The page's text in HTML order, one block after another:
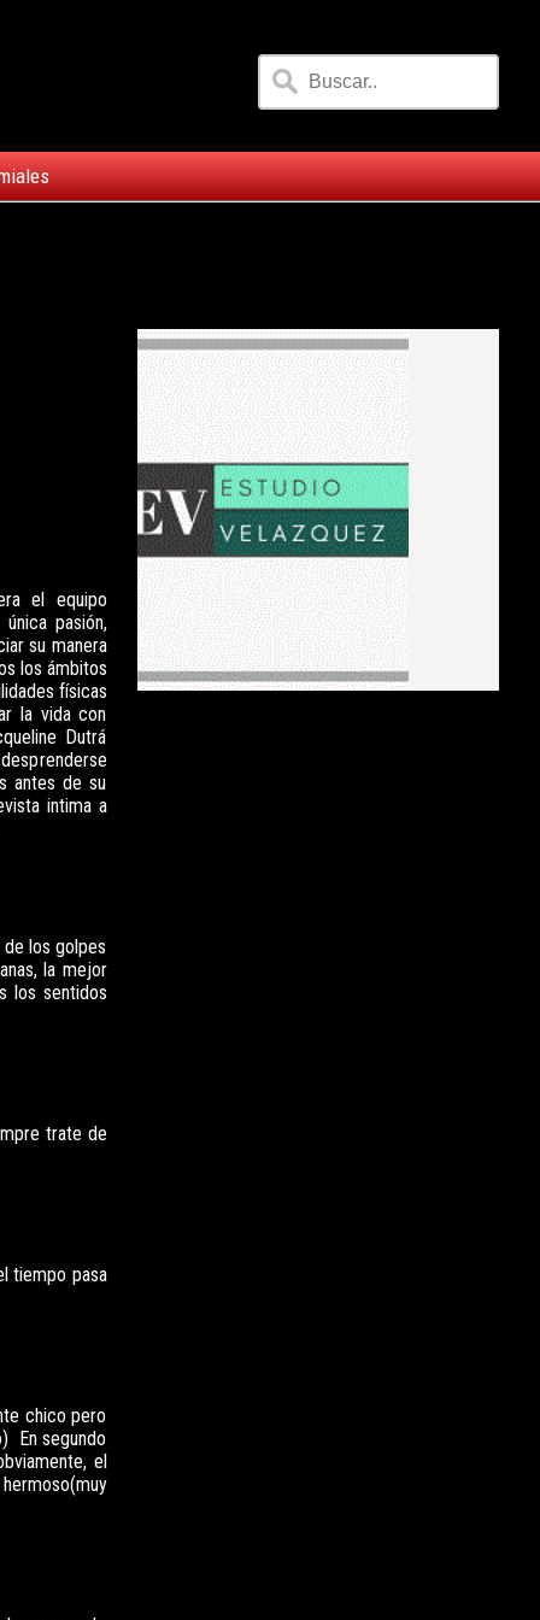
el equipo
pasión,
su manera
los ámbitos
físicas
la vida con
Dutrá
antes de su
intima a
de los golpes
la mejor
los sentidos
trate de
tiempo pasa
chico pero
En segundo
el